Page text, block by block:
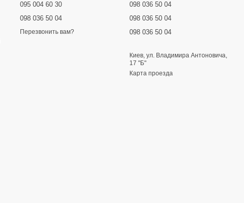
095 004 60 30
098 036 50 04
Перезвонить вам?
098 036 50 04
098 036 50 04
098 036 50 04
Киев, ул. Владимира Антоновича,
17 "Б"
Карта проезда